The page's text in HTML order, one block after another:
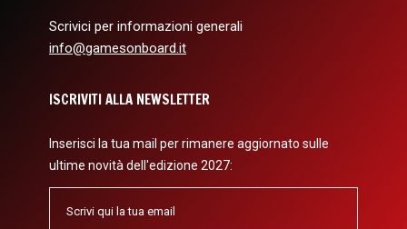
Scrivici per informazioni generali
info@gamesonboard.it
ISCRIVITI ALLA NEWSLETTER
Inserisci la tua mail per rimanere aggiornato sulle
ultime novità dell'edizione 2027: